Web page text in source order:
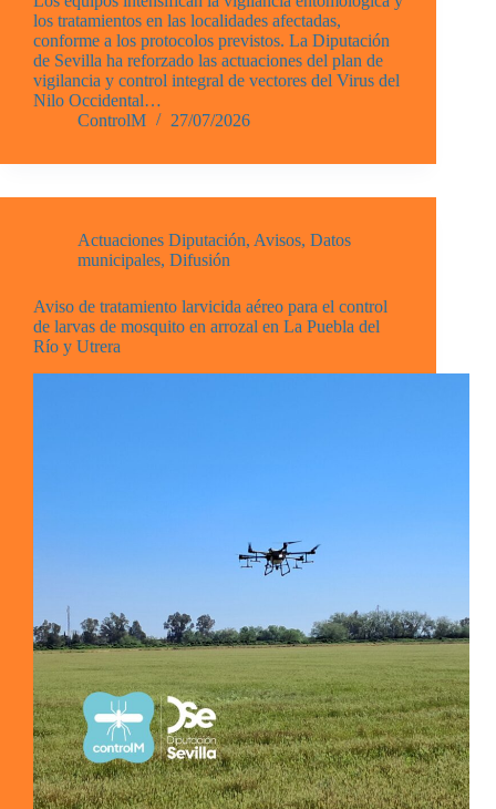
los tratamientos en las localidades afectadas,
conforme a los protocolos previstos. La Diputación
de Sevilla ha reforzado las actuaciones del plan de
vigilancia y control integral de vectores del Virus del
Nilo Occidental…
ControlM
27/07/2026
Actuaciones Diputación, Avisos, Datos
municipales, Difusión
Aviso de tratamiento larvicida aéreo para el control
de larvas de mosquito en arrozal en La Puebla del
Río y Utrera